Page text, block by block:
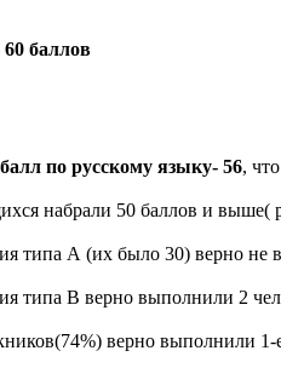
баллов
по русскому языку- 56,
набрали 50 баллов и выше(
типа А (их было 30) верно
типа В верно выполнили 2
верно выполнили 1-